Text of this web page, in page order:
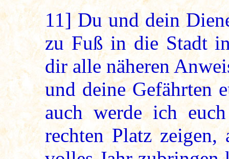
11]Du und dein
zu Fuß in die Stadt
dir alle näheren
und deine Gefährten
auch werde ich
rechten Platz